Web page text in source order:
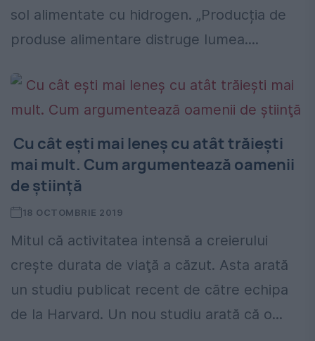
sol alimentate cu hidrogen. „Producția de
produse alimentare distruge lumea....
Cu cât eşti mai leneş cu atât trăieşti
mai mult. Cum argumentează oamenii
de ştiinţă
18 OCTOMBRIE 2019
Mitul că activitatea intensă a creierului
creşte durata de viaţă a căzut. Asta arată
un studiu publicat recent de către echipa
de la Harvard. Un nou studiu arată că o...